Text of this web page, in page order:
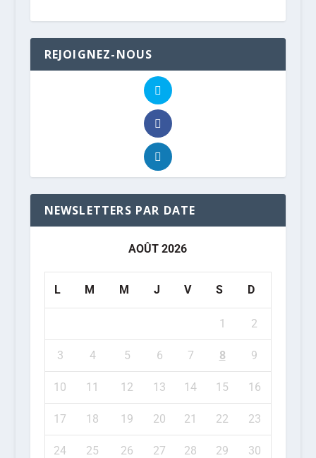
REJOIGNEZ-NOUS
NEWSLETTERS PAR DATE
AOÛT 2026
L M M J V S D
1 2
3 4 5 6 7 8 9
10 11 12 13 14 15 16
17 18 19 20 21 22 23
24 25 26 27 28 29 30